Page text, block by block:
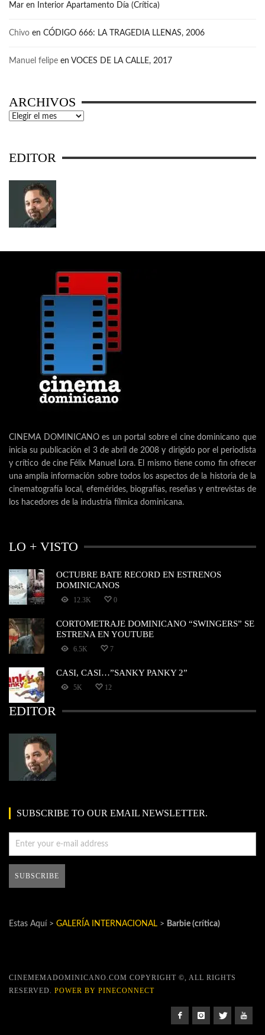
Mar en Interior Apartamento Día (Crítica)
Chivo en CÓDIGO 666: LA TRAGEDIA LLENAS, 2006
Manuel felipe en VOCES DE LA CALLE, 2017
ARCHIVOS
Archivos
EDITOR
CINEMA DOMINICANO es un portal sobre el cine dominicano que
inicia su publicación el 3 de abril de 2008 y dirigido por el periodista
y crítico de cine Félix Manuel Lora. El mismo tiene como fin ofrecer
una amplia información sobre todos los aspectos de la historia de la
cinematografía local, efemérides, biografías, reseñas y entrevistas de
los hacedores de la industria fílmica dominicana.
LO + VISTO
OCTUBRE BATE RECORD EN ESTRENOS
DOMINICANOS
12.3K 0
CORTOMETRAJE DOMINICANO “SWINGERS” SE
ESTRENA EN YOUTUBE
6.5K 7
CASI, CASI…”SANKY PANKY 2”
5K 12
EDITOR
SUBSCRIBE TO OUR EMAIL NEWSLETTER.
Estas Aquí > GALERÍA INTERNACIONAL > Barbie (crítica)
CINEMEMADOMINICANO.COM COPYRIGHT ©, ALL RIGHTS
RESERVED. POWER BY PINECONNECT